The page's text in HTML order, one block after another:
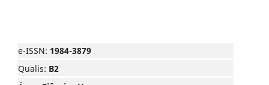
e-ISSN: 1984-3879
Qualis: B2